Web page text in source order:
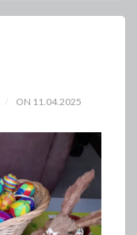
ON 11.04.2025